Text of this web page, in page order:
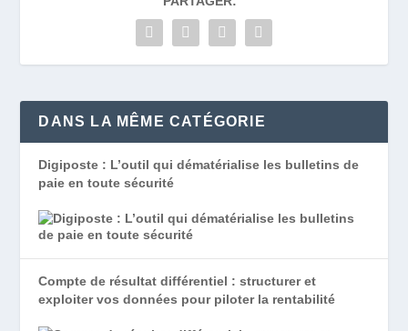
DANS LA MÊME CATÉGORIE
Digiposte : L’outil qui dématérialise les bulletins de
paie en toute sécurité
Compte de résultat différentiel : structurer et
exploiter vos données pour piloter la rentabilité